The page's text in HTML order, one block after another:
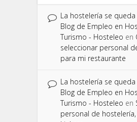
La hostelería se
Blog de Empleo en
Turismo - Hosteleo en
seleccionar personal
para mi restaurante
La hostelería se
Blog de Empleo en
Turismo - Hosteleo en
personal de